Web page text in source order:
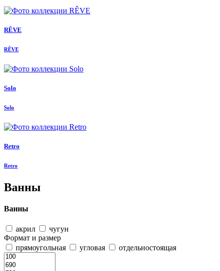
RÊVE
RÊVE
Solo
Solo
Retro
Retro
Ванны
Ванны
акрил
чугун
Формат и размер
прямоугольная
угловая отдельностоящая